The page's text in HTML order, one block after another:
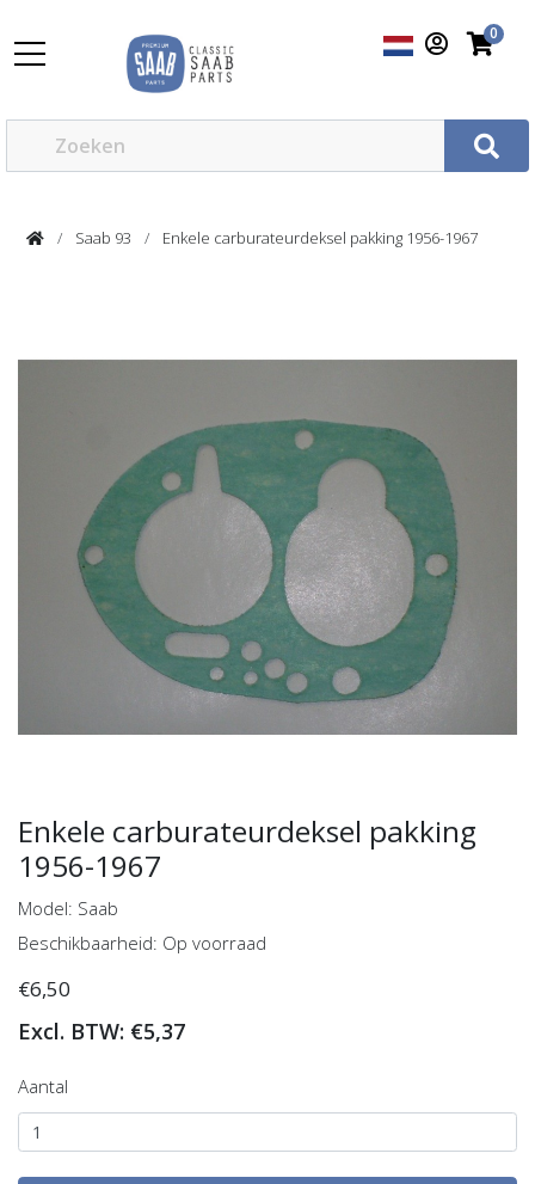
0
Saab 93 Enkele carburateurdeksel pakking 1956-1967
Enkele carburateurdeksel pakking
1956-1967
Model: Saab
Beschikbaarheid: Op voorraad
€6,50
Excl. BTW: €5,37
Aantal